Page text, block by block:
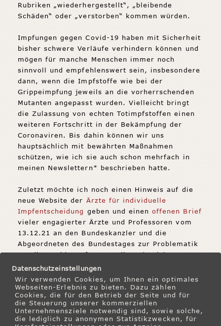
Rubriken „wiederhergestellt“, „bleibende
Schäden“ oder „verstorben“ kommen würden.
Impfungen gegen Covid-19 haben mit Sicherheit
bisher schwere Verläufe verhindern können und
mögen für manche Menschen immer noch
sinnvoll und empfehlenswert sein, insbesondere
dann, wenn die Impfstoffe wie bei der
Grippeimpfung jeweils an die vorherrschenden
Mutanten angepasst wurden. Vielleicht bringt
die Zulassung von echten Totimpfstoffen einen
weiteren Fortschritt in der Bekämpfung der
Coronaviren. Bis dahin können wir uns
hauptsächlich mit bewährten Maßnahmen
schützen, wie ich sie auch schon mehrfach in
meinen Newslettern* beschrieben hatte.
Zuletzt möchte ich noch einen Hinweis auf die
neue Website der Ärzte für individuelle
Impfentscheidung geben und einenoffenen Brief
vieler engagierter Ärzte und Professoren vom
13.12.21 an den Bundeskanzler und die
Abgeordneten des Bundestages zur Problematik
um die Covid-Impfungen teilen, den ich
vollumfänglich unterschreiben kann.
Ich wünsche Ihnen eine friedvolle
Weihnachtszeit, bleiben Sie wachsam und vor
allem gesund!
Datenschutzeinstellungen
Wir verwenden Cookies, um Ihnen ein optimales
Webseiten-Erlebnis zu bieten. Dazu zählen
Cookies, die für den Betrieb der Seite und für
die Steuerung unserer kommerziellen
Unternehmensziele notwendig sind, sowie solche,
die lediglich zu anonymen Statistikzwecken, für